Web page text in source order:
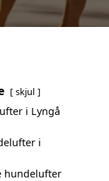
skjul
i Lyngå
i
hundelufter